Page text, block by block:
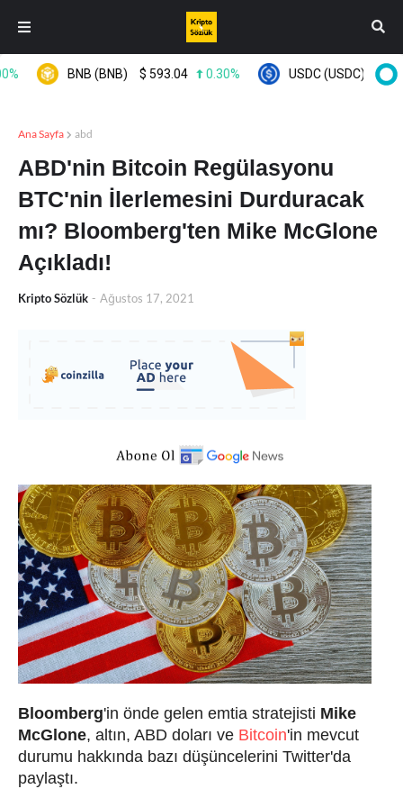
BNB (BNB) $ 593.04 0.30% USDC (USDC) $
Ana Sayfa abd
ABD'nin Bitcoin Regülasyonu
BTC'nin İlerlemesini Durduracak
mı? Bloomberg'ten Mike McGlone
Açıkladı!
Kripto Sözlük - Ağustos 17, 2021
Bloomberg'in önde gelen emtia stratejisti Mike
McGlone, altın, ABD doları ve Bitcoin'in mevcut
durumu hakkında bazı düşüncelerini Twitter'da
paylaştı.